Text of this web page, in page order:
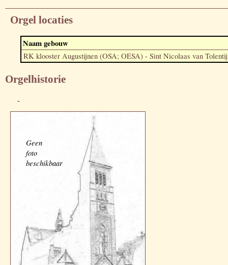
Orgel locaties
Naam gebouw
RK klooster Augustijnen (OSA; OESA) - Sint Nicolaas van
Orgelhistorie
-
Geen
foto
beschikbaar